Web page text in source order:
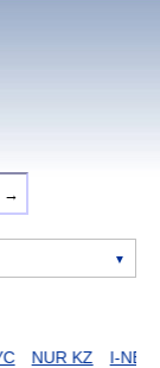
NUR KZ I-NEWS